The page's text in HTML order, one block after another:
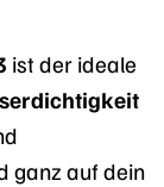
ist der ideale
ganz auf dein